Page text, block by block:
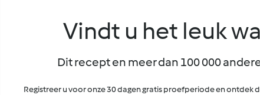
Vindt u het leuk
Dit recept en meer dan 100 000
Registreer u voor onze 30 dagen gratis proefperiode en ontdek